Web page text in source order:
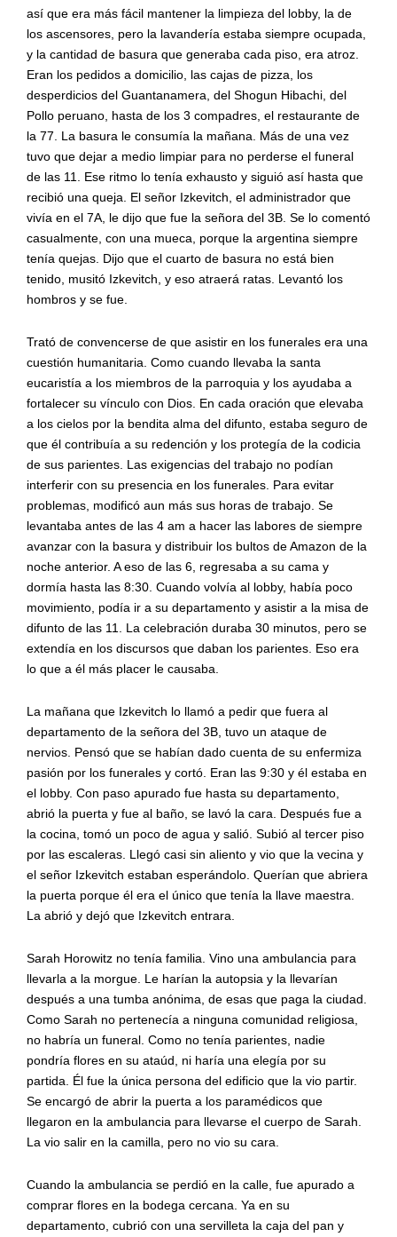
así que era más fácil mantener la limpieza del lobby, la de
los ascensores, pero la lavandería estaba siempre ocupada,
y la cantidad de basura que generaba cada piso, era atroz.
Eran los pedidos a domicilio, las cajas de pizza, los
desperdicios del Guantanamera, del Shogun Hibachi, del
Pollo peruano, hasta de los 3 compadres, el restaurante de
la 77. La basura le consumía la mañana. Más de una vez
tuvo que dejar a medio limpiar para no perderse el funeral
de las 11. Ese ritmo lo tenía exhausto y siguió así hasta que
recibió una queja. El señor Izkevitch, el administrador que
vivía en el 7A, le dijo que fue la señora del 3B. Se lo comentó
casualmente, con una mueca, porque la argentina siempre
tenía quejas. Dijo que el cuarto de basura no está bien
tenido, musitó Izkevitch, y eso atraerá ratas. Levantó los
hombros y se fue.
Trató de convencerse de que asistir en los funerales era una
cuestión humanitaria. Como cuando llevaba la santa
eucaristía a los miembros de la parroquia y los ayudaba a
fortalecer su vínculo con Dios. En cada oración que elevaba
a los cielos por la bendita alma del difunto, estaba seguro de
que él contribuía a su redención y los protegía de la codicia
de sus parientes. Las exigencias del trabajo no podían
interferir con su presencia en los funerales. Para evitar
problemas, modificó aun más sus horas de trabajo. Se
levantaba antes de las 4 am a hacer las labores de siempre
avanzar con la basura y distribuir los bultos de Amazon de la
noche anterior. A eso de las 6, regresaba a su cama y
dormía hasta las 8:30. Cuando volvía al lobby, había poco
movimiento, podía ir a su departamento y asistir a la misa de
difunto de las 11. La celebración duraba 30 minutos, pero se
extendía en los discursos que daban los parientes. Eso era
lo que a él más placer le causaba.
La mañana que Izkevitch lo llamó a pedir que fuera al
departamento de la señora del 3B, tuvo un ataque de
nervios. Pensó que se habían dado cuenta de su enfermiza
pasión por los funerales y cortó. Eran las 9:30 y él estaba en
el lobby. Con paso apurado fue hasta su departamento,
abrió la puerta y fue al baño, se lavó la cara. Después fue a
la cocina, tomó un poco de agua y salió. Subió al tercer piso
por las escaleras. Llegó casi sin aliento y vio que la vecina y
el señor Izkevitch estaban esperándolo. Querían que abriera
la puerta porque él era el único que tenía la llave maestra.
La abrió y dejó que Izkevitch entrara.
Sarah Horowitz no tenía familia. Vino una ambulancia para
llevarla a la morgue. Le harían la autopsia y la llevarían
después a una tumba anónima, de esas que paga la ciudad.
Como Sarah no pertenecía a ninguna comunidad religiosa,
no habría un funeral. Como no tenía parientes, nadie
pondría flores en su ataúd, ni haría una elegía por su
partida. Él fue la única persona del edificio que la vio partir.
Se encargó de abrir la puerta a los paramédicos que
llegaron en la ambulancia para llevarse el cuerpo de Sarah.
La vio salir en la camilla, pero no vio su cara.
Cuando la ambulancia se perdió en la calle, fue apurado a
comprar flores en la bodega cercana. Ya en su
departamento, cubrió con una servilleta la caja del pan y